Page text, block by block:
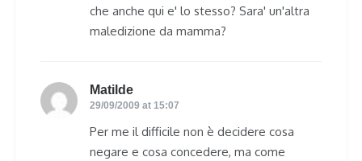
che anche qui e' lo stesso? Sara' un'altra
maledizione da mamma?
Matilde
29/09/2009 at 15:07
Per me il difficile non è decidere cosa
negare e cosa concedere, ma come